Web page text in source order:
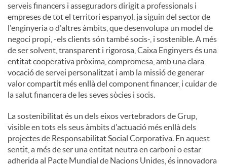
serveis financers i asseguradors dirigit a professionals i
empreses de tot el territori espanyol, ja siguin del sector de
l'enginyeria o d'altres àmbits, que desenvolupa un model de
negoci propi, -els clients són també socis-, i sostenible. A més
de ser solvent, transparent i rigorosa, Caixa Enginyers és una
entitat cooperativa pròxima, compromesa, amb una clara
vocació de servei personalitzat i amb la missió de generar
valor compartit més enllà del component financer, i cuidar de
la salut financera de les seves sòcies i socis.
La sostenibilitat és un dels eixos vertebradors de Grup,
visible en tots els seus àmbits d'actuació més enllà dels
projectes de Responsabilitat Social Corporativa. En aquest
sentit, a més de ser una entitat neutra en carboni o estar
adherida al Pacte Mundial de Nacions Unides, és innovadora